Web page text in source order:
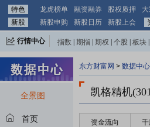
特色 龙虎榜单 融资融券 股权质押
新股
新股申购 新股日历 新股上会
行情中心 指数 期指 期权 个股 板块
全景图
首页
东方财富网 > 数据中心
凯格精机
资金流向